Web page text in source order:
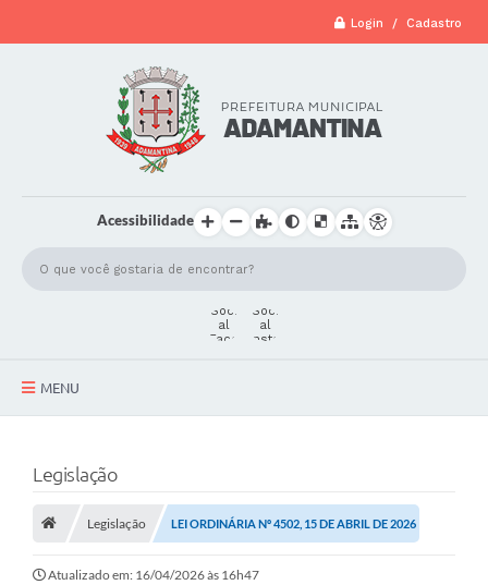
Login / Cadastro
Acessibilidade
MENU
Secretarias
Legislação
Atos Municipais
Legislação
Legislação LEI ORDINÁRIA Nº 4502, 15 DE ABRIL DE 2026
Atualizado em: 16/04/2026 às 16h47